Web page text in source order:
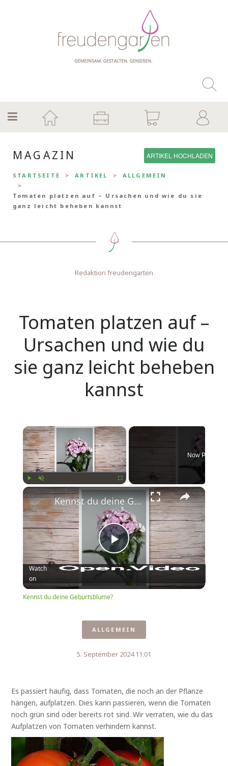
MAGAZIN ARTIKEL HOCHLADEN
STARTSEITE ARTIKEL ALLGEMEIN
Tomaten platzen auf – Ursachen und wie du sie
ganz leicht beheben kannst
Redaktion freudengarten
Tomaten platzen auf –
Ursachen und wie du
sie ganz leicht beheben
kannst
×
Fullscreen
Now Playing
×
Play
Video
Kennst du deine Geburtsblume?
Watch
on
Kennst du deine Geburtsblume?
ALLGEMEIN
5. September 2024 11:01
Es passiert häufig, dass Tomaten, die noch an der Pflanze
hängen, aufplatzen. Dies kann passieren, wenn die Tomaten
noch grün sind oder bereits rot sind. Wir verraten, wie du das
Aufplatzen von Tomaten verhindern kannst.